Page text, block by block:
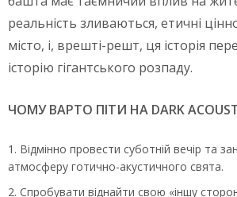
реальність зливаються, етичні
місто, і, врешті-решт, ця історія
історію гігантського розпаду.
ЧОМУ ВАРТО ПІТИ НА DARK
Відмінно провести суботній вечір та
атмосферу готично-акустичного свята.
Спробувати віднайти свою «іншу